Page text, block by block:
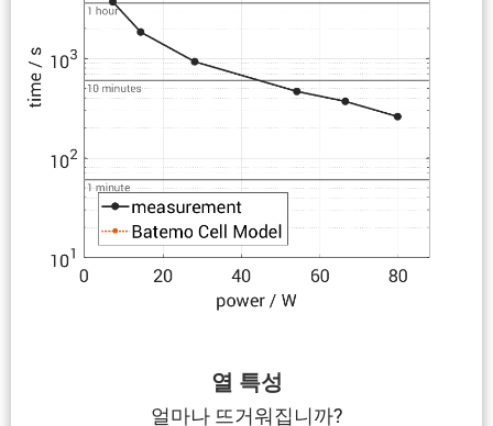
열 특성
얼마나 뜨거워집니까?